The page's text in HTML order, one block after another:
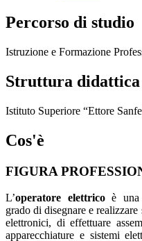
Percorso di studio
Istruzione e Formazione
Struttura didattica
Istituto Superiore “Ettore
Cos'è
FIGURA
L’operatore elettricoè una
grado di disegnare e
elettronici, di effettuare
apparecchiature e sistemi